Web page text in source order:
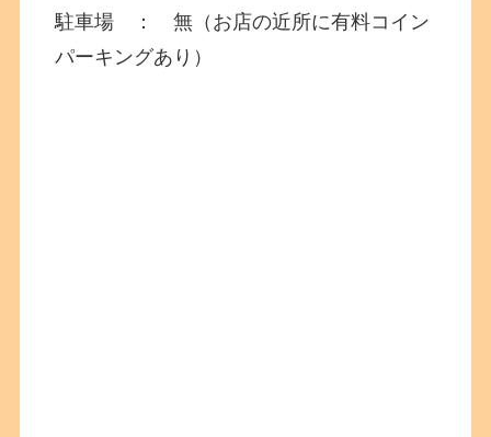
駐車場 ： 無（お店の近所に有料コイン
パーキングあり）